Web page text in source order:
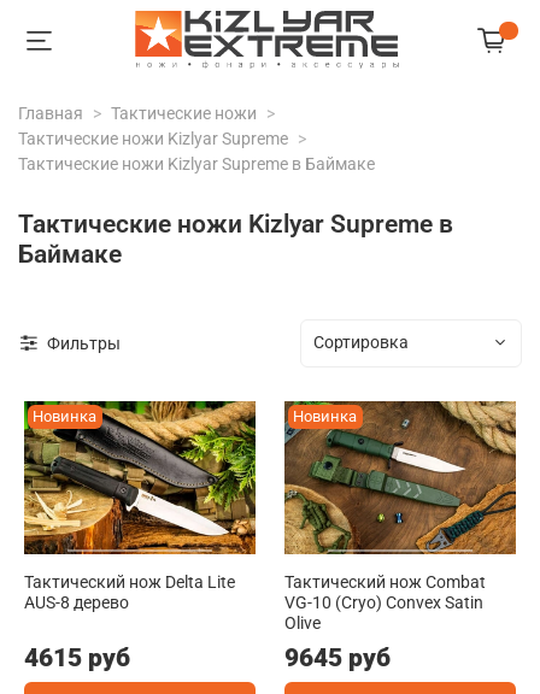
Главная
Тактические ножи
Тактические ножи Kizlyar Supreme
Тактические ножи Kizlyar Supreme в Баймаке
Тактические ножи Kizlyar Supreme в
Баймаке
Фильтры
Новинка
Тактический нож Delta Lite
AUS-8 дерево
4615 руб
Новинка
Тактический нож Combat
VG-10 (Cryo) Convex Satin
Olive
9645 руб